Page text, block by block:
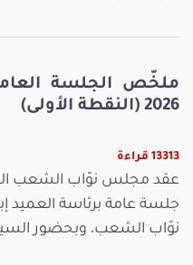
2026 (النقطة الأولى)
13313 قراءة
جلسة عامة برئاسة العميد
نوّاب الشعب، وبحضور